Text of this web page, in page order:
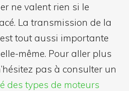
ne valent rien si le
La transmission de la
tout aussi importante
même. Pour aller plus
pas à consulter un
des types de moteurs